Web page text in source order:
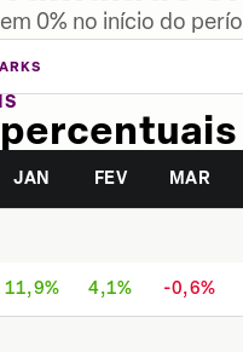
0% no início do
JAN FEV MAR
11,9% 4,1% -0,6%